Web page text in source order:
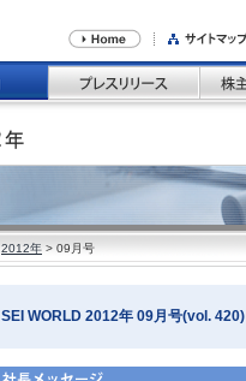
2012年 > 09月号
SEI WORLD 2012年 09月号(vol. 420)